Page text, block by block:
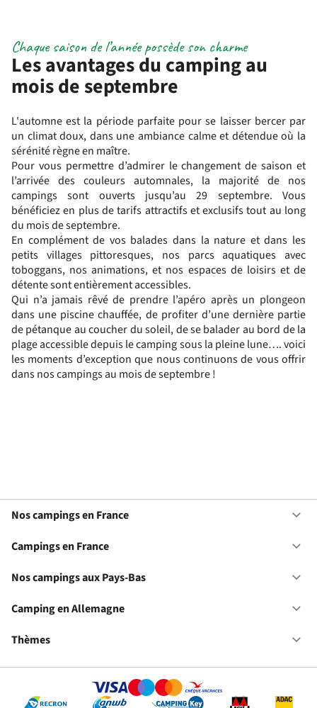
Les avantages du camping au
mois de septembre
Chaque saison de l’année possède son charme
L'automne est la période parfaite pour se laisser bercer par
un climat doux, dans une ambiance calme et détendue où la
sérénité règne en maître.
Pour vous permettre d’admirer le changement de saison et
l’arrivée des couleurs automnales, la majorité de nos
campings sont ouverts jusqu’au 29 septembre. Vous
bénéficiez en plus de tarifs attractifs et exclusifs tout au long
du mois de septembre.
En complément de vos balades dans la nature et dans les
petits villages pittoresques, nos parcs aquatiques avec
toboggans, nos animations, et nos espaces de loisirs et de
détente sont entièrement accessibles.
Qui n’a jamais rêvé de prendre l’apéro après un plongeon
dans une piscine chauffée, de profiter d’une dernière partie
de pétanque au coucher du soleil, de se balader au bord de la
plage accessible depuis le camping sous la pleine lune…. voici
les moments d’exception que nous continuons de vous offrir
dans nos campings au mois de septembre !
Nos campings en France
Campings en France
Nos campings aux Pays-Bas
Camping en Allemagne
Thèmes